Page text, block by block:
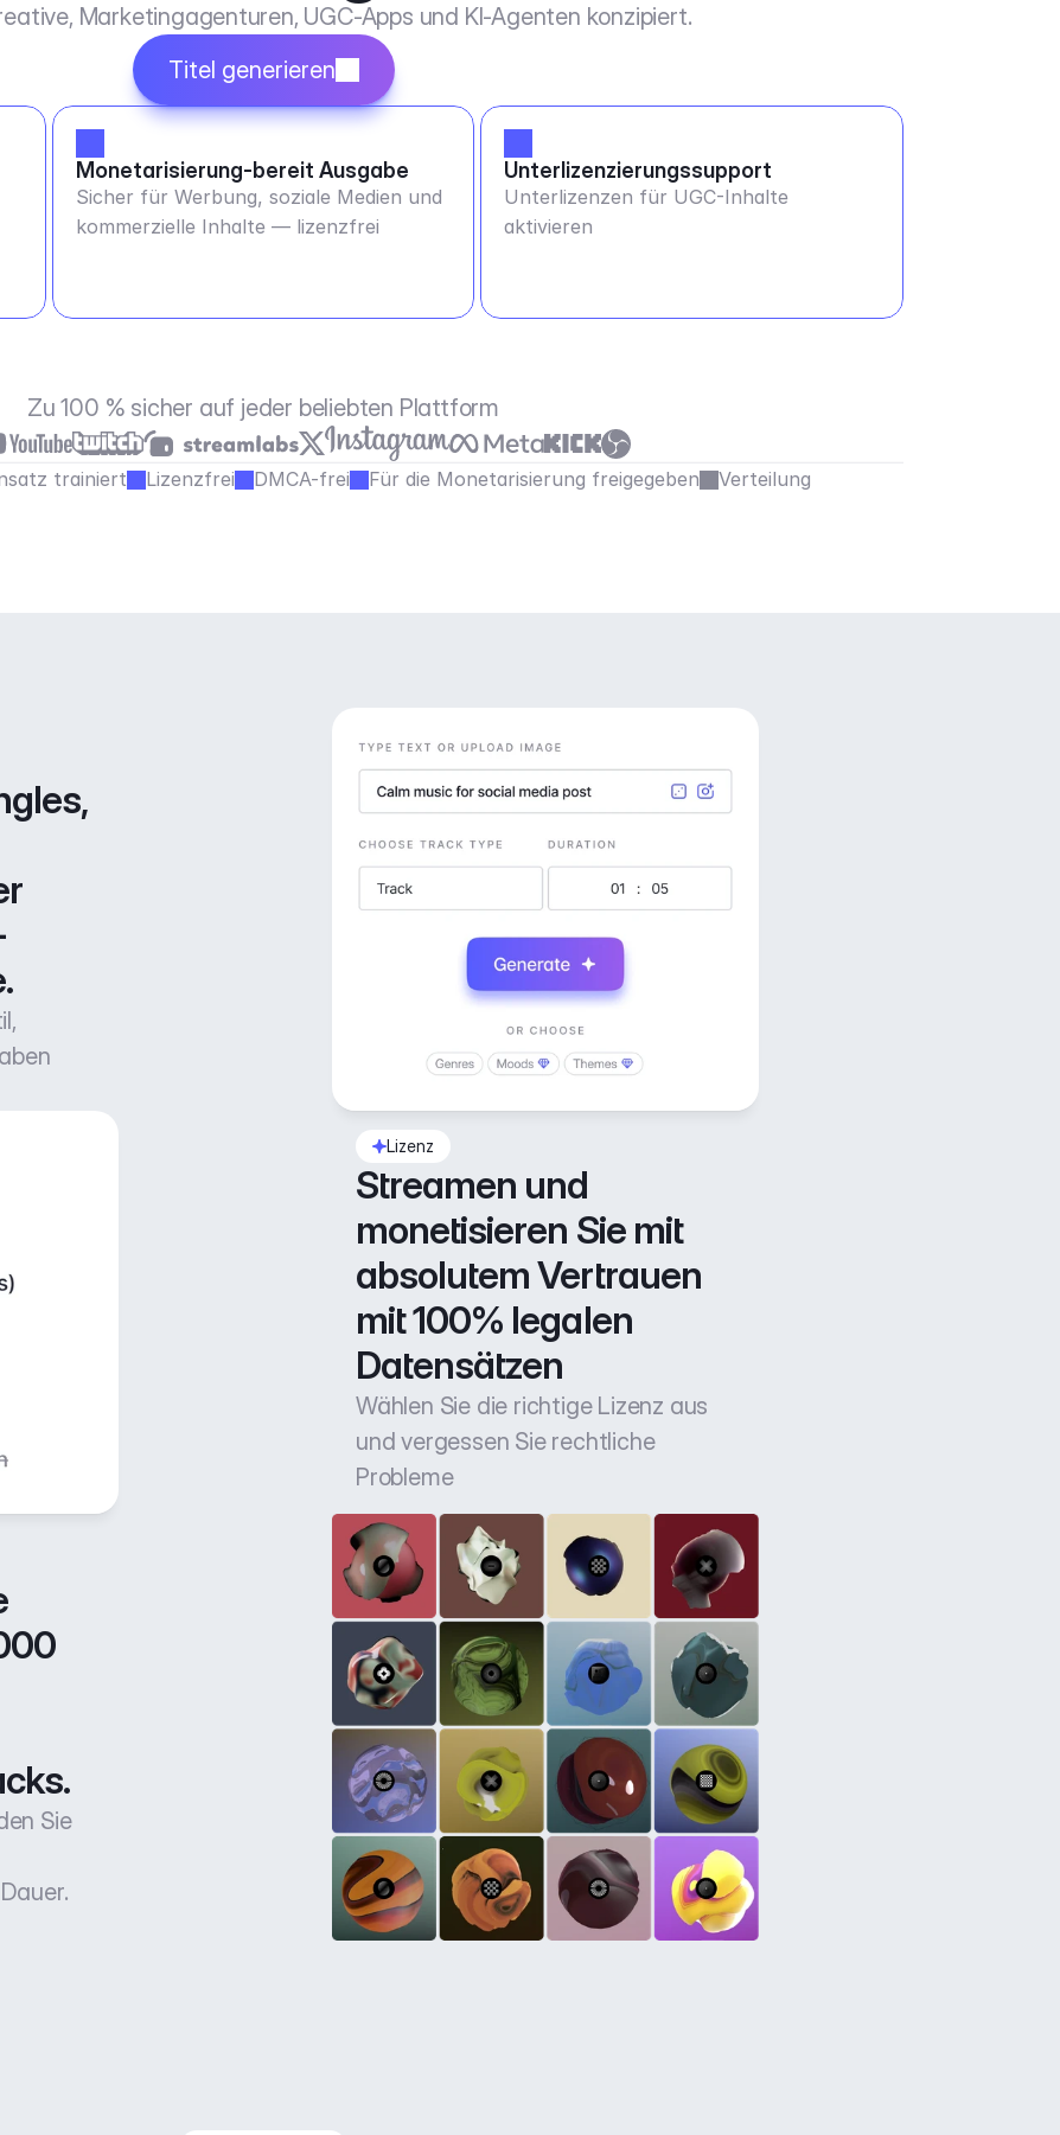
Marketingagenturen, UGC-Apps und KI-Agenten konzipiert.
Titel generieren
Monetarisierung-bereit Ausgabe
Sicher für Werbung, soziale Medien und
kommerzielle Inhalte — lizenzfrei
Unterlizenzierungssupport
Unterlizenzen für UGC-Inhalte
aktivieren
Zu 100 % sicher auf jeder beliebten Plattform
trainiert Lizenzfrei DMCA-frei Für die Monetarisierung freigegeben Verteilung
Lizenz
Streamen und
monetisieren Sie mit
absolutem Vertrauen
mit 100% legalen
Datensätzen
Wählen Sie die richtige Lizenz aus
und vergessen Sie rechtliche
Probleme
Sie